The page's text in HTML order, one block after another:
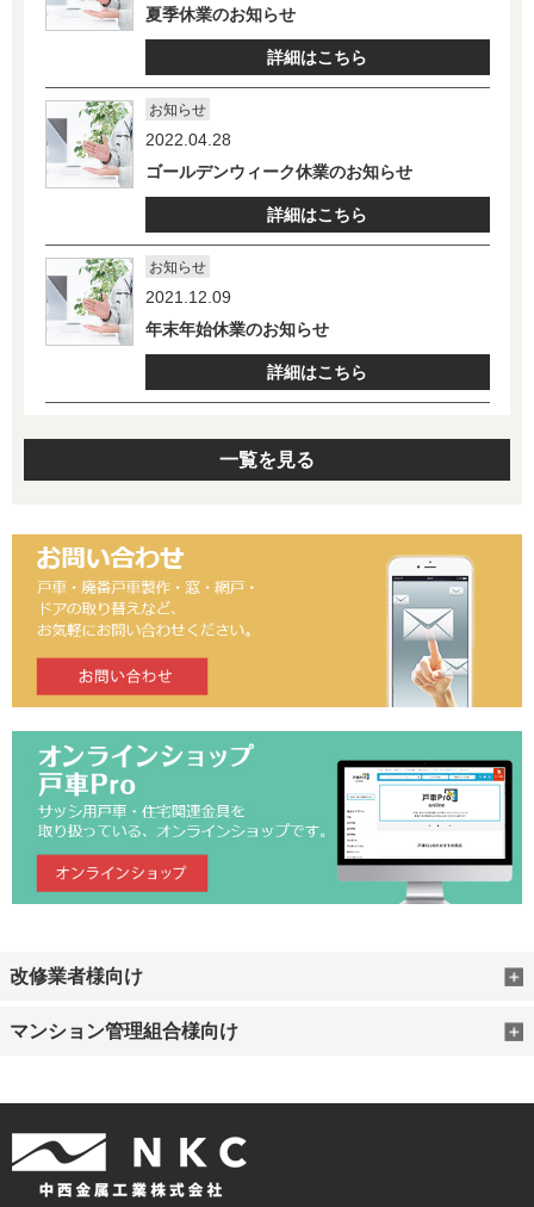
夏季休業のお知らせ
詳細はこちら
お知らせ
2022.04.28
ゴールデンウィーク休業のお知らせ
詳細はこちら
お知らせ
2021.12.09
年末年始休業のお知らせ
詳細はこちら
一覧を見る
改修業者様向け
マンション管理組合様向け